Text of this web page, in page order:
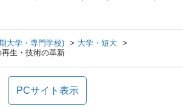
大学・専門学校)
大学・短大
再生・技術の革新
PCサイト表示